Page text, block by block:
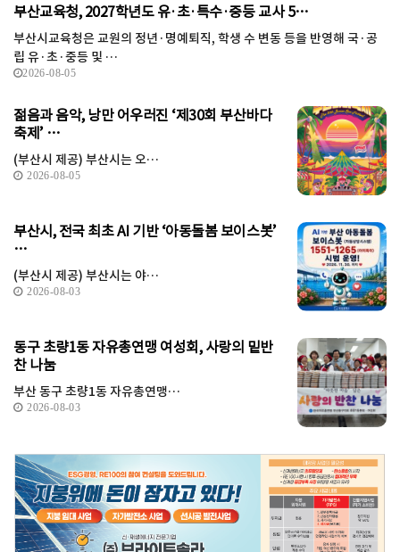
부산교육청, 2027학년도 유·초·특수·중등 교사 5…
부산시교육청은 교원의 정년·명예퇴직, 학생 수 변동 등을 반영해 국·공
립 유·초·중등 및 …
2026-08-05
젊음과 음악, 낭만 어우러진 ‘제30회 부산바다
축제’ …
(부산시 제공) 부산시는 오…
2026-08-05
부산시, 전국 최초 AI 기반 ‘아동돌봄 보이스봇’
…
(부산시 제공) 부산시는 야…
2026-08-03
동구 초량1동 자유총연맹 여성회, 사랑의 밑반
찬 나눔
부산 동구 초량1동 자유총연맹…
2026-08-03